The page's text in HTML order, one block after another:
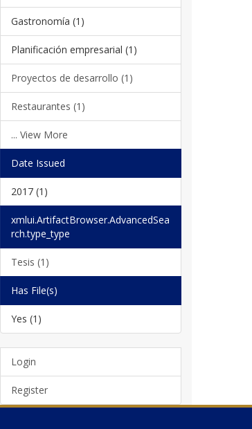
Gastronomía (1)
Planificación empresarial (1)
Proyectos de desarrollo (1)
Restaurantes (1)
... View More
Date Issued
2017 (1)
xmlui.ArtifactBrowser.AdvancedSea
rch.type_type
Tesis (1)
Has File(s)
Yes (1)
Login
Register